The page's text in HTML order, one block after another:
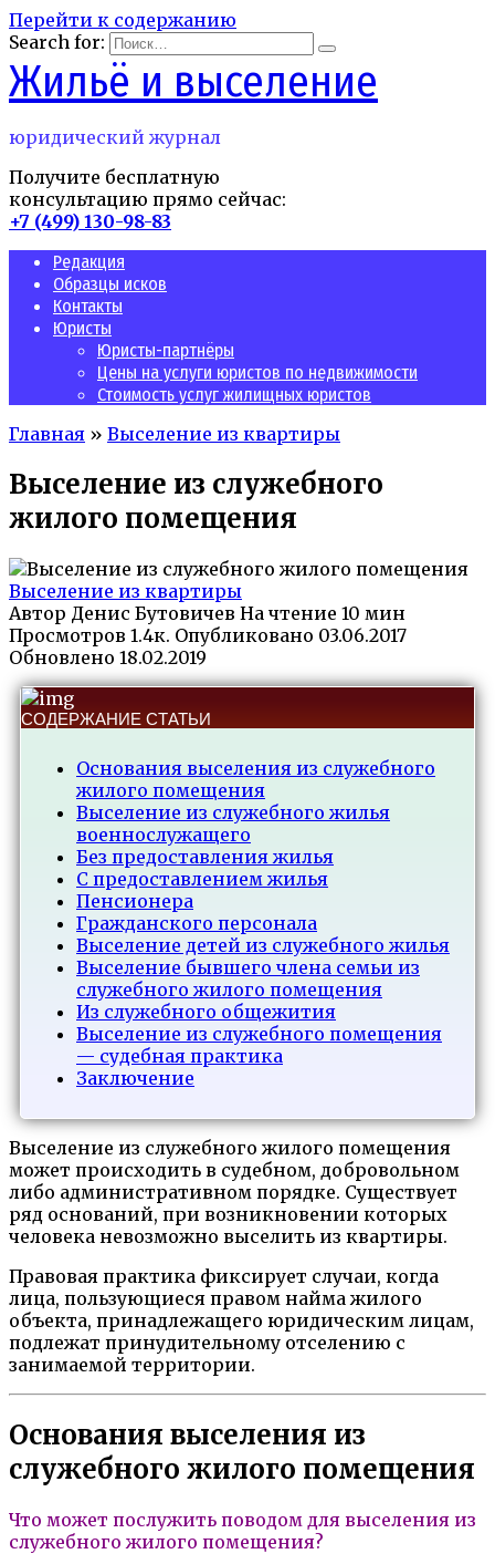
Перейти к содержанию
Search for:
Жильё и выселение
юридический журнал
Получите бесплатную
консультацию прямо сейчас:
+7 (499) 130-98-83
Редакция
Образцы исков
Контакты
Юристы
Юристы-партнёры
Цены на услуги юристов по недвижимости
Стоимость услуг жилищных юристов
Главная » Выселение из квартиры
Выселение из служебного
жилого помещения
Выселение из квартиры
Автор Денис Бутовичев На чтение 10 мин
Просмотров 1.4к. Опубликовано 03.06.2017
Обновлено 18.02.2019
СОДЕРЖАНИЕ СТАТЬИ
Основания выселения из служебного
жилого помещения
Выселение из служебного жилья
военнослужащего
Без предоставления жилья
С предоставлением жилья
Пенсионера
Гражданского персонала
Выселение детей из служебного жилья
Выселение бывшего члена семьи из
служебного жилого помещения
Из служебного общежития
Выселение из служебного помещения
— судебная практика
Заключение
Выселение из служебного жилого помещения
может происходить в судебном, добровольном
либо административном порядке. Существует
ряд оснований, при возникновении которых
человека невозможно выселить из квартиры.
Правовая практика фиксирует случаи, когда
лица, пользующиеся правом найма жилого
объекта, принадлежащего юридическим лицам,
подлежат принудительному отселению с
занимаемой территории.
Основания выселения из
служебного жилого помещения
Что может послужить поводом для выселения из
служебного жилого помещения?